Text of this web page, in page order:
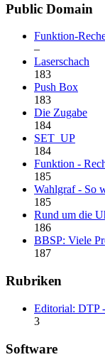
Public Domain
Funktion-
–
Laserschach
183
Push Box
183
Die Zugabe
184
SET_UP
184
Funktion -
185
Wahlgraf - So
185
Rund um die
186
BBSP: Viele
187
Rubriken
Editorial: DTP
3
Software